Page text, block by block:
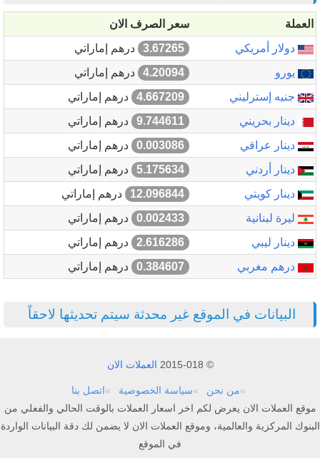
العملة
سعر الصرف الان
دولار أمريكي
3.67265
درهم إماراتي
يورو
4.20094
درهم إماراتي
جنيه إسترليني
4.667209
درهم إماراتي
دينار بحريني
9.744611
درهم إماراتي
دينار عراقي
0.003086
درهم إماراتي
دينار أردني
5.175634
درهم إماراتي
دينار كويتي
12.096844
درهم إماراتي
ليرة لبنانية
0.002433
درهم إماراتي
دينار ليبي
2.616286
درهم إماراتي
درهم مغربي
0.384607 درهم إماراتي
البيانات في الموقع غير محدثة سيتم تحديثها لاحقاً
© 2015-018 العملات الان
من نحن سياسة الخصوصية
اتصل بنا
موقع العملات الان يعرض لكم اخر اسعار العملات بالوقت الحالي والفعلي من
البنوك المركزية والعالمية، وموقع العملات الان لا يضمن لك دقة البيانات الواردة
في الموقع